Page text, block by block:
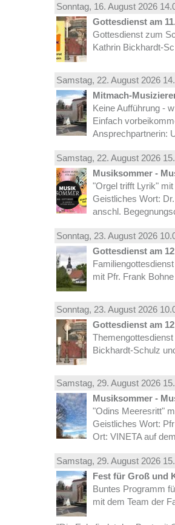
Sonntag, 16. August 2026
Gottesdienst am
Gottesdienst zum
Kathrin Bickhardt-
Samstag, 22. August 2026
Mitmach-
Keine Aufführung -
Einfach
Ansprechpartnerin:
Samstag, 22. August 2026
Musiksommer -
"Orgel trifft Lyrik"
Geistliches Wort:
anschl.
Sonntag, 23. August 2026
Gottesdienst am
mit Pfr. Frank
Sonntag, 23. August 2026
Gottesdienst am
Bickhardt-Schulz
Samstag, 29. August 2026
Musiksommer -
"Odins Meeresritt"
Geistliches Wort:
Ort: VINETA auf
Samstag, 29. August 2026
Fest für Groß und
Buntes Programm
mit dem Team der